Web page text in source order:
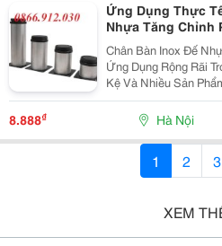
Ứng Dụng Thực
Nhựa Tăng Chỉnh
Chân Bàn Inox Đế
Ứng Dụng Rộng Rãi
Kệ Và Nhiều Sản
Chắc Chắn, Chân
Bằng Mặt Bàn Trên
8.888₫ Hà Nội
1 2 3
XEM